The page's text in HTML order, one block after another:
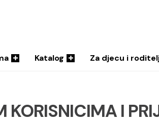
Katalog Za djecu i
KORISNICIMA I